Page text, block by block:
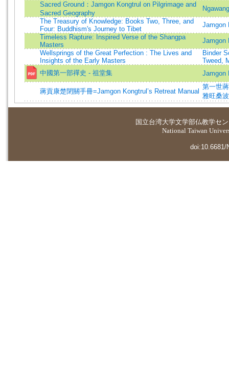
Sacred Ground：Jamgon Kongtrul on Pilgrimage and
Sacred Geography
The Treasury of Knowledge: Books Two, Three, and
Four: Buddhism's Journey to Tibet
Jamgon
Timeless Rapture: Inspired Verse of the Shangpa
Masters
Jamgon
Wellsprings of the Great Perfection : The Lives and
Insights of the Early Masters
Binder
Tweed,
中國第一部禪史 - 祖堂集
Jamgon
蔣貢康楚閉關手冊=Jamgon Kongtrul’s Retreat Manual
第一世
雅旺桑
国立台湾大学文学部仏教学セ
National Taiwan
doi:10.6681/